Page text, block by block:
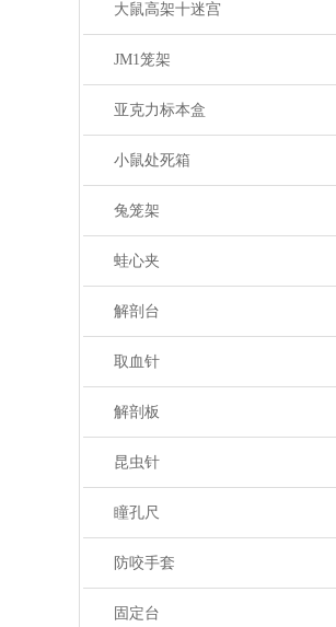
大鼠高架十迷宫
JM1笼架
亚克力标本盒
小鼠处死箱
兔笼架
蛙心夹
解剖台
取血针
解剖板
昆虫针
瞳孔尺
防咬手套
固定台